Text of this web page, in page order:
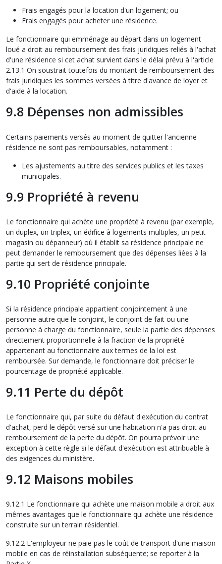
Frais engagés pour la location d'un logement; ou
Frais engagés pour acheter une résidence.
Le fonctionnaire qui emménage au départ dans un logement
loué a droit au remboursement des frais juridiques reliés à l'achat
d'une résidence si cet achat survient dans le délai prévu à l'article
2.13.1 On soustrait toutefois du montant de remboursement des
frais juridiques les sommes versées à titre d'avance de loyer et
d'aide à la location.
9.8 Dépenses non admissibles
Certains paiements versés au moment de quitter l'ancienne
résidence ne sont pas remboursables, notamment :
Les ajustements au titre des services publics et les taxes
municipales.
9.9 Propriété à revenu
Le fonctionnaire qui achète une propriété à revenu (par exemple,
un duplex, un triplex, un édifice à logements multiples, un petit
magasin ou dépanneur) où il établit sa résidence principale ne
peut demander le remboursement que des dépenses liées à la
partie qui sert de résidence principale.
9.10 Propriété conjointe
Si la résidence principale appartient conjointement à une
personne autre que le conjoint, le conjoint de fait ou une
personne à charge du fonctionnaire, seule la partie des dépenses
directement proportionnelle à la fraction de la propriété
appartenant au fonctionnaire aux termes de la loi est
remboursée. Sur demande, le fonctionnaire doit préciser le
pourcentage de propriété applicable.
9.11 Perte du dépôt
Le fonctionnaire qui, par suite du défaut d'exécution du contrat
d'achat, perd le dépôt versé sur une habitation n'a pas droit au
remboursement de la perte du dépôt. On pourra prévoir une
exception à cette règle si le défaut d'exécution est attribuable à
des exigences du ministère.
9.12 Maisons mobiles
9.12.1 Le fonctionnaire qui achète une maison mobile a droit aux
mêmes avantages que le fonctionnaire qui achète une résidence
construite sur un terrain résidentiel.
9.12.2 L'employeur ne paie pas le coût de transport d'une maison
mobile en cas de réinstallation subséquente; se reporter à la